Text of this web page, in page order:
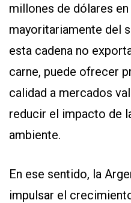
CONCURSO
PREMIO
SERVICIOS
CONTÁCTENOS
millones de dólares
mayoritariamente del
esta cadena no
carne, puede ofrecer
calidad a mercados
reducir el impacto de
ambiente.
En ese sentido, la
impulsar el